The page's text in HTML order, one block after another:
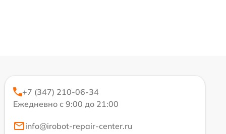
+7 (347) 210-06-34
Ежедневно с 9:00 до 21:00
info@irobot-repair-center.ru